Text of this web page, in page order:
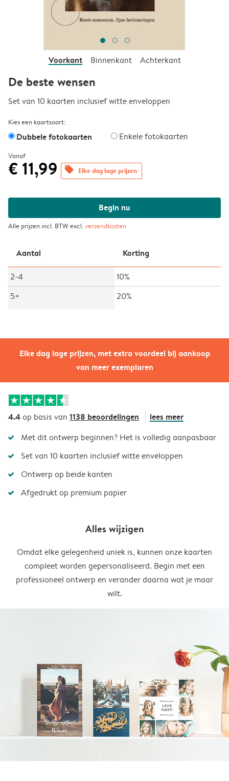
Elke dag lage prijzen, met extra voordeel bij aankoop
van meer exemplaren
Voorkant Binnenkant Achterkant
De beste wensen
Set van 10 kaarten inclusief witte enveloppen
Kies een kaartsoort:
Dubbele fotokaarten Enkele fotokaarten
Vanaf
€ 11,99 offers Elke dag lage prijzen
Begin nu
Alle prijzen incl. BTW excl.verzendkosten
Aantal Korting
2-4
10%
5+
20%
4.4op basis van 1138 beoordelingen lees meer
Met dit ontwerp beginnen? Het is volledig aanpasbaar
Set van 10 kaarten inclusief witte enveloppen
Ontwerp op beide kanten
Afgedrukt op premium papier
Alles wijzigen
Omdat elke gelegenheid uniek is, kunnen onze kaarten
compleet worden gepersonaliseerd. Begin met een
professioneel ontwerp en verander daarna wat je maar
wilt.